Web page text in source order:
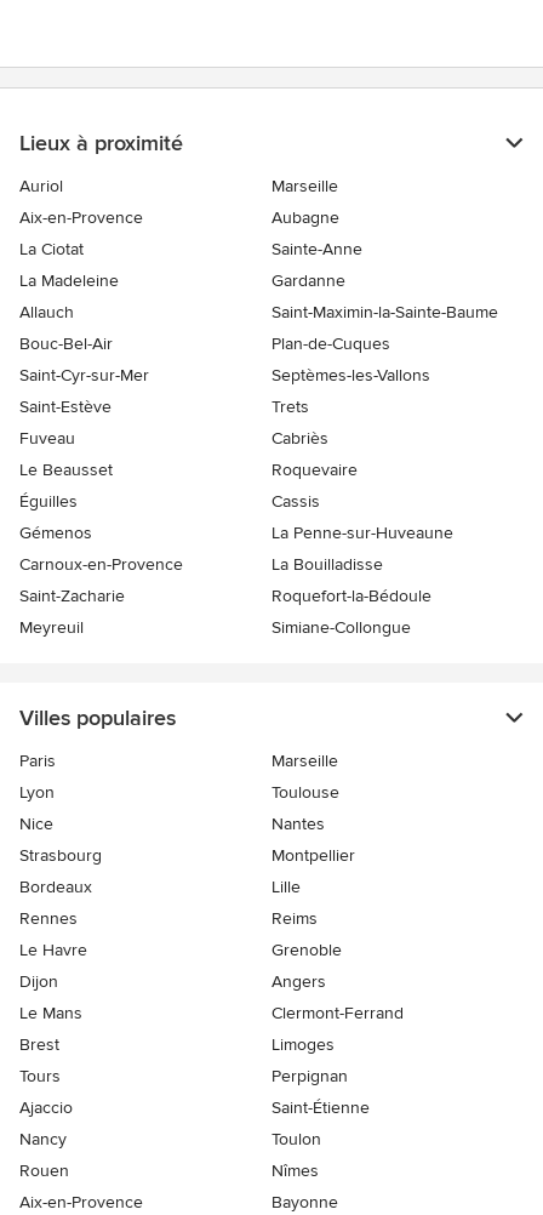
Lieux à proximité
Auriol
Marseille
Aix-en-Provence
Aubagne
La Ciotat
Sainte-Anne
La Madeleine
Gardanne
Allauch
Saint-Maximin-la-Sainte-Baume
Bouc-Bel-Air
Plan-de-Cuques
Saint-Cyr-sur-Mer
Septèmes-les-Vallons
Saint-Estève
Trets
Fuveau
Cabriès
Le Beausset
Roquevaire
Éguilles
Cassis
Gémenos
La Penne-sur-Huveaune
Carnoux-en-Provence
La Bouilladisse
Saint-Zacharie
Roquefort-la-Bédoule
Meyreuil
Simiane-Collongue
Villes populaires
Paris
Marseille
Lyon
Toulouse
Nice
Nantes
Strasbourg
Montpellier
Bordeaux
Lille
Rennes
Reims
Le Havre
Grenoble
Dijon
Angers
Le Mans
Clermont-Ferrand
Brest
Limoges
Tours
Perpignan
Ajaccio
Saint-Étienne
Nancy
Toulon
Rouen
Nîmes
Aix-en-Provence
Bayonne